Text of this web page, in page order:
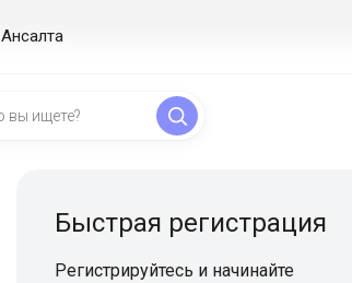
Ансалта
Быстрая регистрация
Регистрируйтесь и начинайте